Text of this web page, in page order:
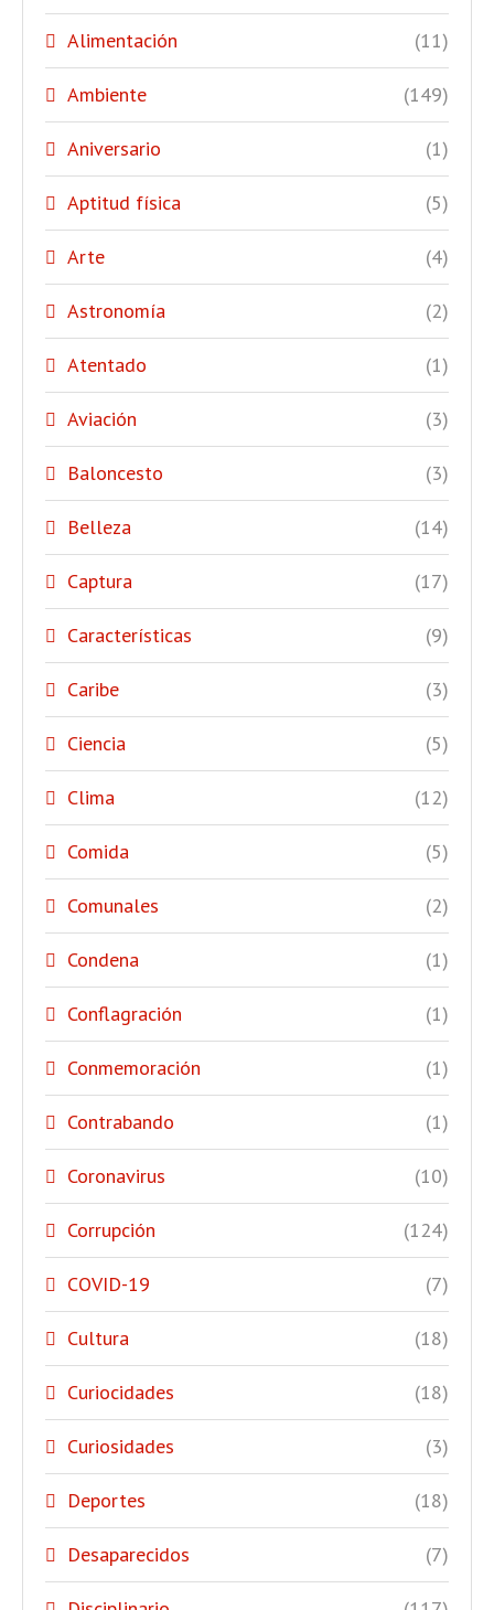
Alimentación (11)
Ambiente (149)
Aniversario (1)
Aptitud física (5)
Arte (4)
Astronomía (2)
Atentado (1)
Aviación (3)
Baloncesto (3)
Belleza (14)
Captura (17)
Características (9)
Caribe (3)
Ciencia (5)
Clima (12)
Comida (5)
Comunales (2)
Condena (1)
Conflagración (1)
Conmemoración (1)
Contrabando (1)
Coronavirus (10)
Corrupción (124)
COVID-19 (7)
Cultura (18)
Curiocidades (18)
Curiosidades (3)
Deportes (18)
Desaparecidos (7)